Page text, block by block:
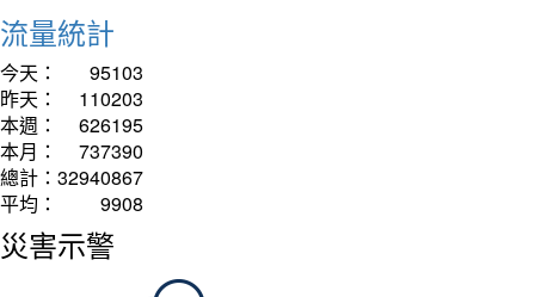
流量統計
今天：
95103
昨天：
110203
本週：
626195
本月：
737390
總計： 32940867
平均：
9908
災害示警